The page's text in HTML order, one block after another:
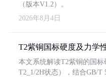
（版本V1.2）。
2026年8月4日
T2紫铜国标硬度及力学
本文系统解读T2紫铜的国
T2_1/2H状态），结合GB/T